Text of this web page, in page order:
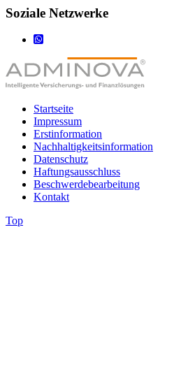
Soziale Netzwerke
Startseite
Impressum
Erstinformation
Nachhaltigkeitsinformation
Datenschutz
Haftungsausschluss
Beschwerdebearbeitung
Kontakt
Top